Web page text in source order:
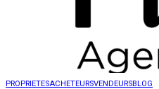
PROPRIETESACHETEURSVENDEURSBLOG